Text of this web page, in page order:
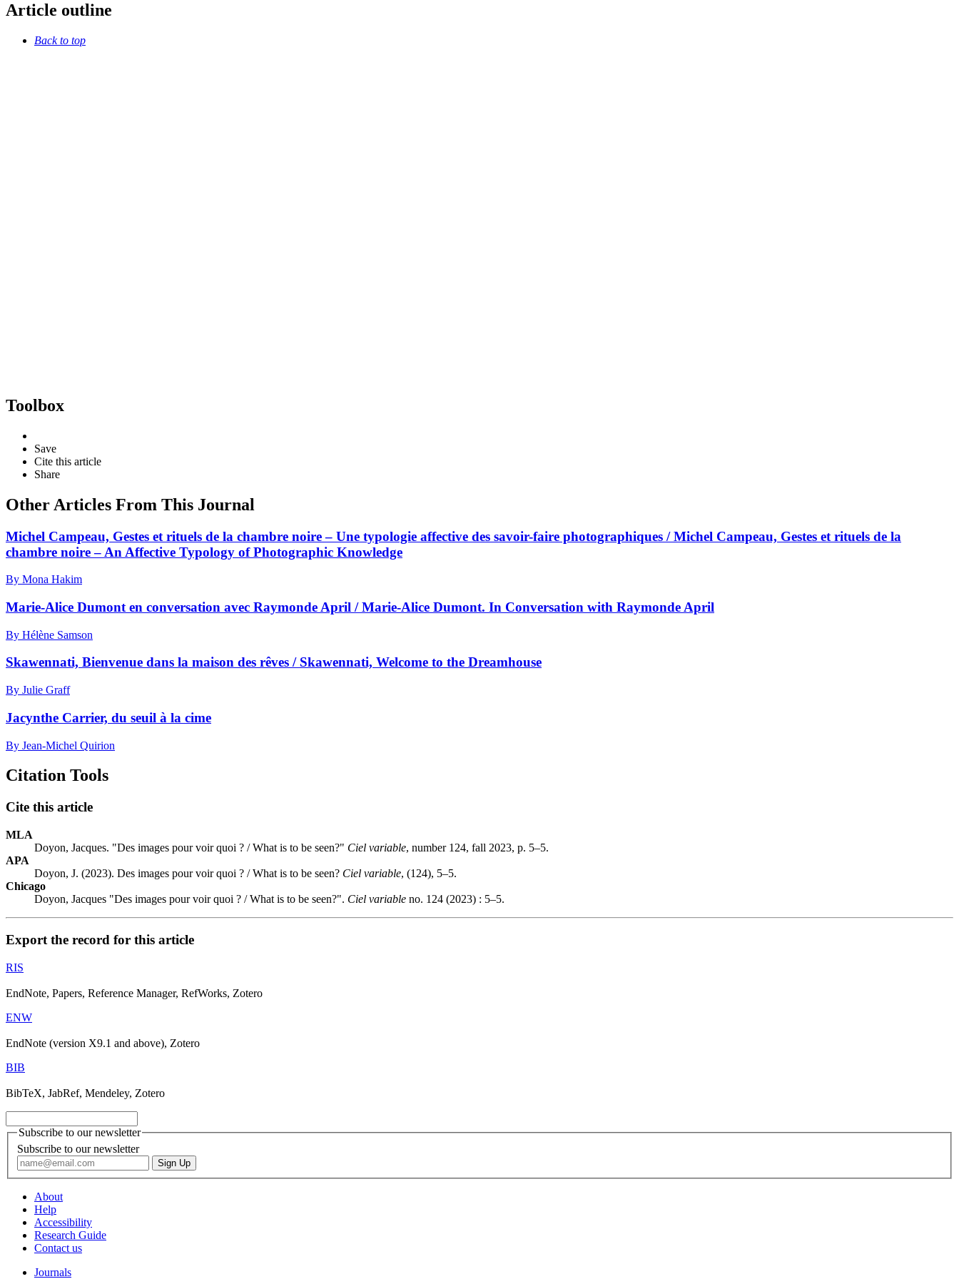
Article outline
Back to top
Toolbox
Save
Cite this article
Share
Other Articles From This Journal
Michel Campeau, Gestes et rituels de la chambre noire – Une typologie affective des savoir-faire photographiques / Michel Campeau, Gestes et rituels de la
chambre noire – An Affective Typology of Photographic Knowledge
By Mona Hakim
Marie-Alice Dumont en conversation avec Raymonde April / Marie-Alice Dumont. In Conversation with Raymonde April
By Hélène Samson
Skawennati, Bienvenue dans la maison des rêves / Skawennati, Welcome to the Dreamhouse
By Julie Graff
Jacynthe Carrier, du seuil à la cime
By Jean-Michel Quirion
Citation Tools
Cite this article
MLA
Doyon, Jacques. "Des images pour voir quoi ? / What is to be seen?" Ciel variable, number 124, fall 2023, p. 5–5.
APA
Doyon, J. (2023). Des images pour voir quoi ? / What is to be seen? Ciel variable, (124), 5–5.
Chicago
Doyon, Jacques "Des images pour voir quoi ? / What is to be seen?". Ciel variable no. 124 (2023) : 5–5.
Export the record for this article
RIS
EndNote, Papers, Reference Manager, RefWorks, Zotero
ENW
EndNote (version X9.1 and above), Zotero
BIB
BibTeX, JabRef, Mendeley, Zotero
Subscribe to our newsletter
Subscribe to our newsletter
About
Help
Accessibility
Research Guide
Contact us
Journals